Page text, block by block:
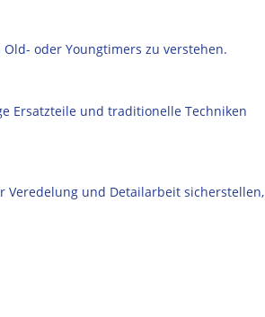
oder Youngtimers zu verstehen.
Ersatzteile und traditionelle Techniken
Veredelung und Detailarbeit sicherstellen,